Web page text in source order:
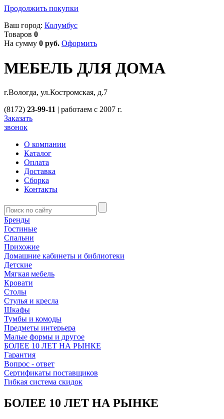
Продолжить покупки
Ваш город: Колумбус
Товаров 0
На сумму 0 руб. Оформить
МЕБЕЛЬ ДЛЯ ДОМА
г.Вологда, ул.Костромская, д.7
(8172) 23-99-11 | работаем с 2007 г.
Заказать
звонок
О компании
Каталог
Оплата
Доставка
Сборка
Контакты
Бренды
Гостиные
Спальни
Прихожие
Домашние кабинеты и библиотеки
Детские
Мягкая мебель
Кровати
Столы
Стулья и кресла
Шкафы
Тумбы и комоды
Предметы интерьера
Малые формы и другое
БОЛЕЕ 10 ЛЕТ НА РЫНКЕ
Гарантия
Вопрос - ответ
Сертификаты поставщиков
Гибкая система скидок
БОЛЕЕ 10 ЛЕТ НА РЫНКЕ